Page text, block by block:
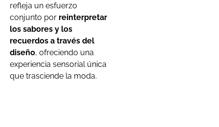
refleja un esfuerzo
conjunto por reinterpretar
los sabores y los
recuerdos a través del
diseño, ofreciendo una
experiencia sensorial única
que trasciende la moda.